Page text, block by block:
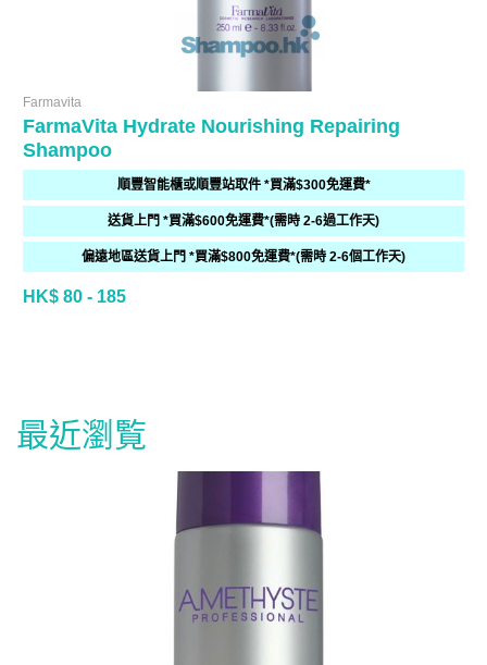
Farmavita
FarmaVita Hydrate Nourishing Repairing
Shampoo
順豐智能櫃或順豐站取件 *買滿$300免運費*
送貨上門 *買滿$600免運費*(需時 2-6過工作天)
偏遠地區送貨上門 *買滿$800免運費*(需時 2-6個工作天)
HK$ 80 - 185
最近瀏覧